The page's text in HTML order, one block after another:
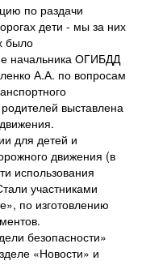
по раздачи
дети - мы за них
было
начальника ОГИБДД
А.А. по вопросам
выставлена
для детей и
движения (в
использования
участниками
по изготовлению
безопасности»
«Новости» и